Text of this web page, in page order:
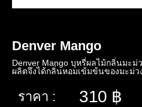
Denver Mango
Denver Mango บุหรี่ผลไม้กลิ่นมะ
ผลิตจึงได้กลิ่นหอมเข้มข้นของมะม่ว
ราคา : 310 ฿